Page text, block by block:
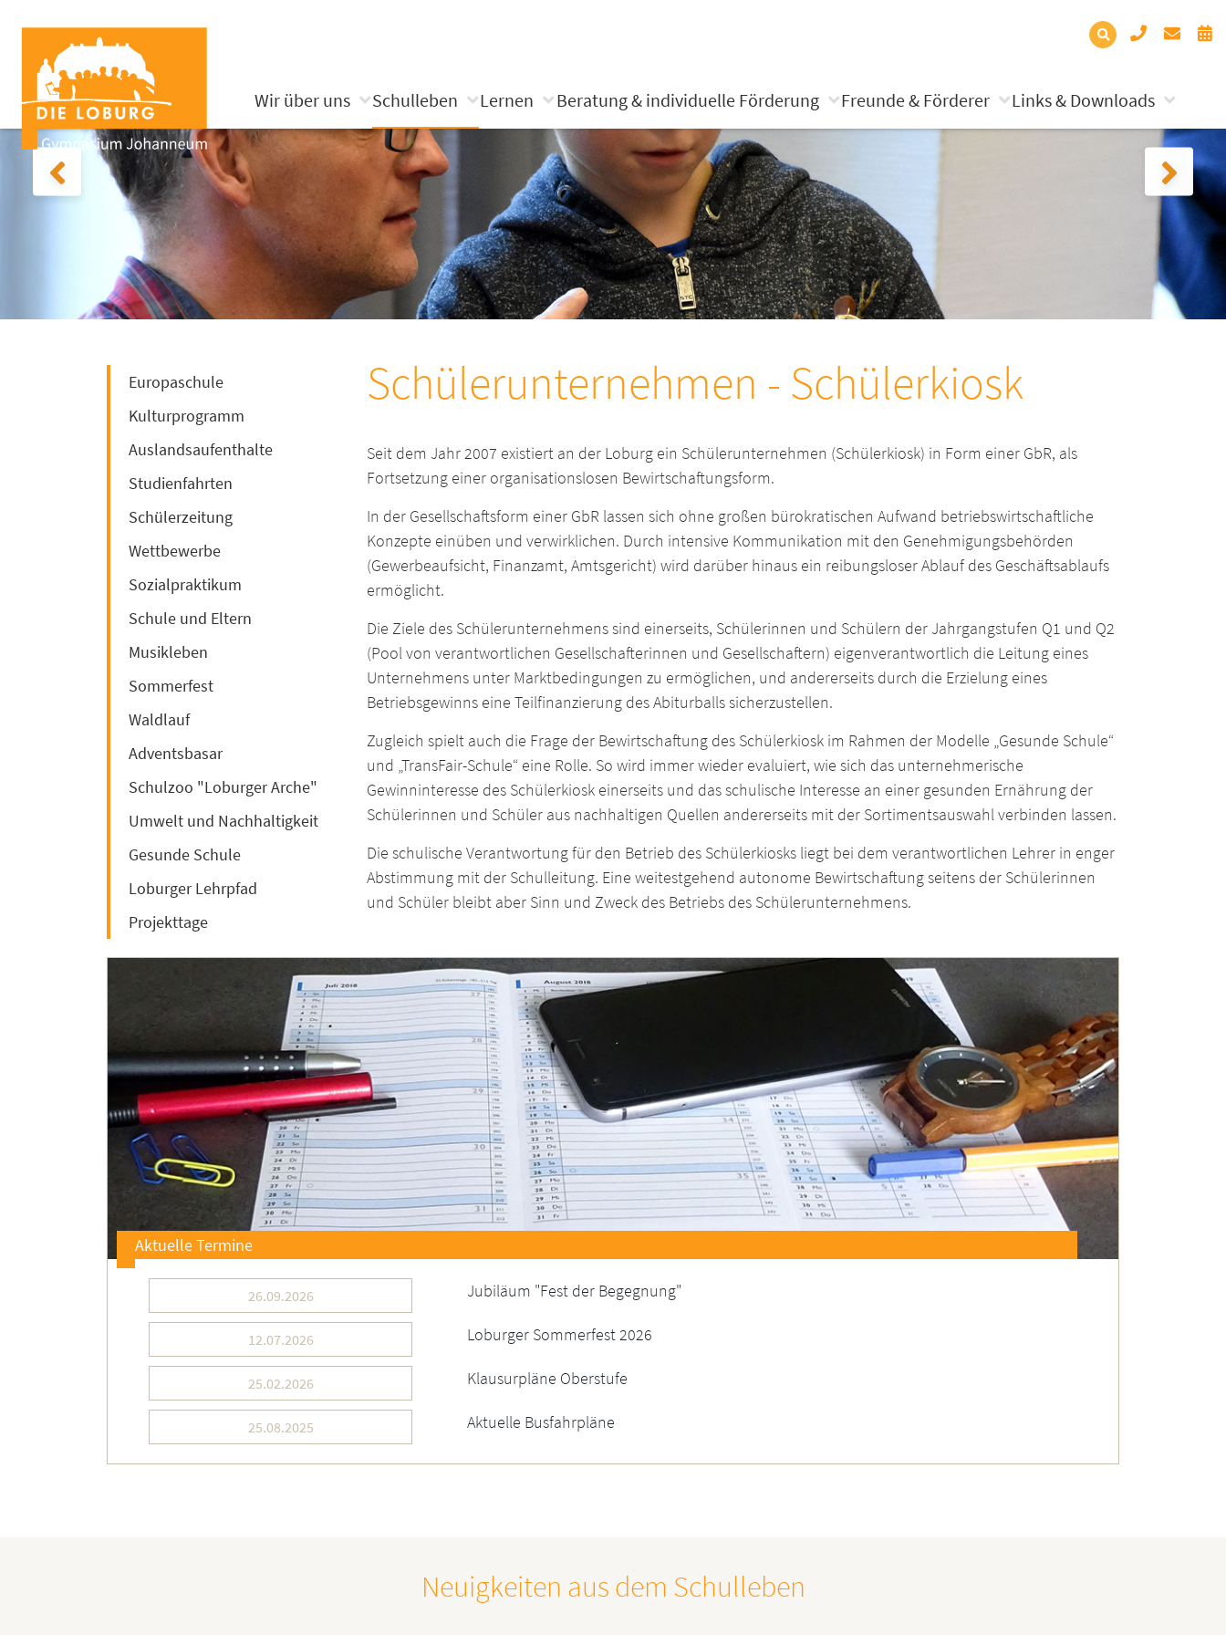
Wir über uns Schulleben Lernen Beratung & individuelle Förderung Freunde & Förderer Links & Downloads
Europaschule
Kulturprogramm
Auslandsaufenthalte
Studienfahrten
Schülerzeitung
Wettbewerbe
Sozialpraktikum
Schule und Eltern
Musikleben
Sommerfest
Waldlauf
Adventsbasar
Schulzoo "Loburger Arche"
Umwelt und Nachhaltigkeit
Gesunde Schule
Loburger Lehrpfad
Projekttage
Schülerunternehmen - Schülerkiosk
Seit dem Jahr 2007 existiert an der Loburg ein Schülerunternehmen (Schülerkiosk) in Form einer GbR, als
Fortsetzung einer organisationslosen Bewirtschaftungsform.
In der Gesellschaftsform einer GbR lassen sich ohne großen bürokratischen Aufwand betriebswirtschaftliche
Konzepte einüben und verwirklichen. Durch intensive Kommunikation mit den Genehmigungsbehörden
(Gewerbeaufsicht, Finanzamt, Amtsgericht) wird darüber hinaus ein reibungsloser Ablauf des Geschäftsablaufs
ermöglicht.
Die Ziele des Schülerunternehmens sind einerseits, Schülerinnen und Schülern der Jahrgangstufen Q1 und Q2
(Pool von verantwortlichen Gesellschafterinnen und Gesellschaftern) eigenverantwortlich die Leitung eines
Unternehmens unter Marktbedingungen zu ermöglichen, und andererseits durch die Erzielung eines
Betriebsgewinns eine Teilfinanzierung des Abiturballs sicherzustellen.
Zugleich spielt auch die Frage der Bewirtschaftung des Schülerkiosk im Rahmen der Modelle „Gesunde Schule“
und „TransFair-Schule“ eine Rolle. So wird immer wieder evaluiert, wie sich das unternehmerische
Gewinninteresse des Schülerkiosk einerseits und das schulische Interesse an einer gesunden Ernährung der
Schülerinnen und Schüler aus nachhaltigen Quellen andererseits mit der Sortimentsauswahl verbinden lassen.
Die schulische Verantwortung für den Betrieb des Schülerkiosks liegt bei dem verantwortlichen Lehrer in enger
Abstimmung mit der Schulleitung. Eine weitestgehend autonome Bewirtschaftung seitens der Schülerinnen
und Schüler bleibt aber Sinn und Zweck des Betriebs des Schülerunternehmens.
Aktuelle Termine
26.09.2026 Jubiläum "Fest der Begegnung"
12.07.2026 Loburger Sommerfest 2026
25.02.2026 Klausurpläne Oberstufe
25.08.2025 Aktuelle Busfahrpläne
Neuigkeiten aus dem Schulleben